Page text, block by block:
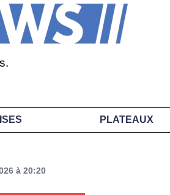
PLATEAUX
à 20:20